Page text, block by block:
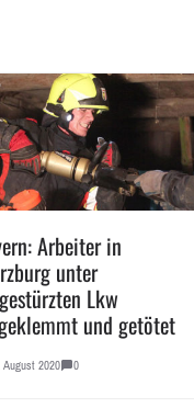
Arbeiter in
unter
Lkw
und getötet
August 2020 0